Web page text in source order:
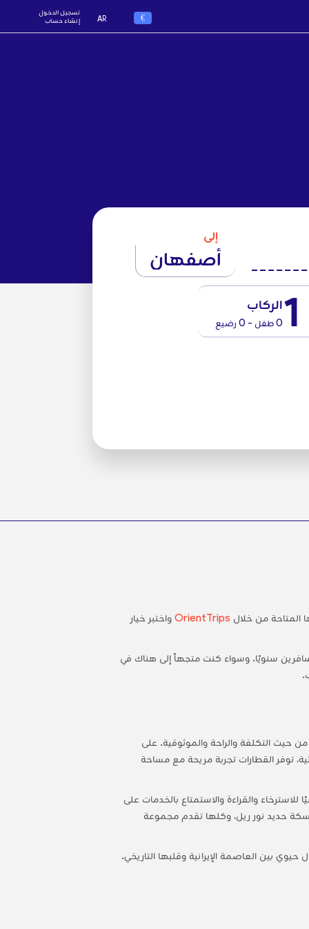
€
AR
تسجيل الدخول
إنشاء حساب
إلى
أصفهان
1الركاب
0 طفل - 0 رضيع
المتاحة من خلال OrientTrips واختبر خيار
سنويًا. وسواء كنت متجهاً إلى هناك في
حيث التكلفة والراحة والموثوقية. على
توفر القطارات تجربة مريحة مع مساحة
طهران وأصفهان عادةً حوالي 8 ساعات، مما يوفر وقتًا كافيًا للاسترخاء والقراءة والاستمتاع بالخدمات على
حديد نور ريل، وكلها تقدم مجموعة
بين العاصمة الإيرانية وقلبها التاريخي.